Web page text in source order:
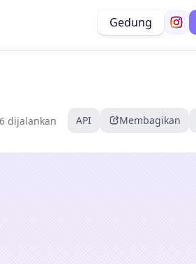
Gedung
6 dijalankan API Membagikan